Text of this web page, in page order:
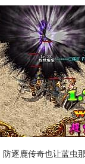
防逐鹿传奇也让蓝虫